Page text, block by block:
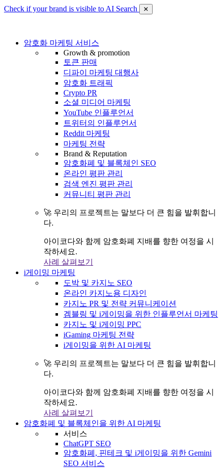
Check if your brand is visible to AI Search ✕
암호화 마케팅 서비스
Growth & promotion
토큰 판매
디파이 마케팅 대행사
암호화 트래픽
Crypto PR
소셜 미디어 마케팅
YouTube 인플루언서
트위터의 인플루언서
Reddit 마케팅
마케팅 전략
Brand & Reputation
암호화폐 및 블록체인 SEO
온라인 평판 관리
검색 엔진 평판 관리
커뮤니티 평판 관리
🚀 우리의 프로젝트는 말보다 더 큰 힘을 발휘합니
다.
아이코다와 함께 암호화폐 지배를 향한 여정을 시
작하세요.
사례 살펴보기
i게이밍 마케팅
도박 및 카지노 SEO
온라인 카지노용 디자인
카지노 PR 및 전략 커뮤니케이션
겜블링 및 i게이밍을 위한 인플루언서 마케팅
카지노 및 i게이밍 PPC
iGaming 마케팅 전략
i게이밍을 위한 AI 마케팅
🚀 우리의 프로젝트는 말보다 더 큰 힘을 발휘합니
다.
아이코다와 함께 암호화폐 지배를 향한 여정을 시
작하세요.
사례 살펴보기
암호화폐 및 블록체인을 위한 AI 마케팅
서비스
ChatGPT SEO
암호화폐, 핀테크 및 i게이밍을 위한 Gemini
SEO 서비스